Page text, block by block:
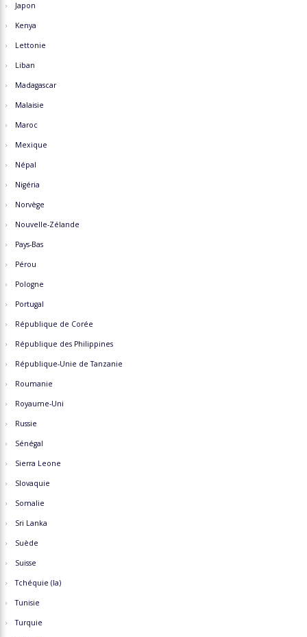
Japon
Kenya
Lettonie
Liban
Madagascar
Malaisie
Maroc
Mexique
Népal
Nigéria
Norvège
Nouvelle-Zélande
Pays-Bas
Pérou
Pologne
Portugal
République de Corée
République des Philippines
République-Unie de Tanzanie
Roumanie
Royaume-Uni
Russie
Sénégal
Sierra Leone
Slovaquie
Somalie
Sri Lanka
Suède
Suisse
Tchéquie (la)
Tunisie
Turquie